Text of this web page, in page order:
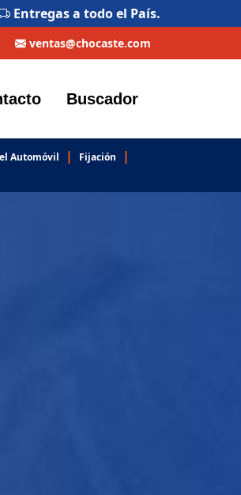
Entregas a todo el País.
ventas@chocaste.com
Buscador
Automóvil | Fijación |